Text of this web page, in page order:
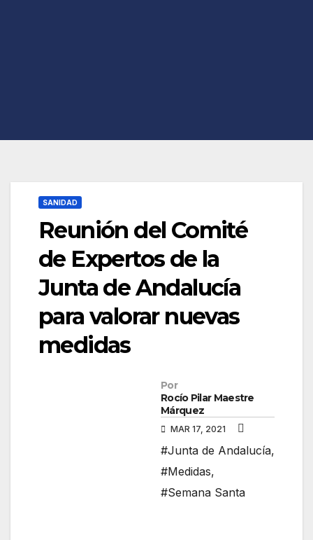
SANIDAD
Reunión del Comité
de Expertos de la
Junta de Andalucía
para valorar nuevas
medidas
Por
Rocío Pilar Maestre
Márquez
MAR 17, 2021
#Junta de Andalucía,
#Medidas,
#Semana Santa